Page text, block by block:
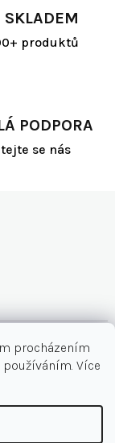
procházením
Více
SKLADEM
produktů
PODPORA
se nás